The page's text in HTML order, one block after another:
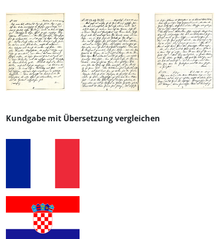
Kundgabe mit Übersetzung vergleichen